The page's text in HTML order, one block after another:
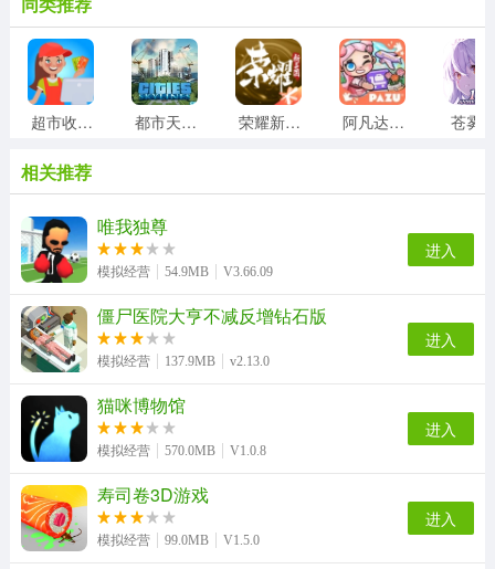
超市收银员 都市天际线 荣耀新三国 阿凡达世界正版 苍雾
相关推荐
唯我独尊
模拟经营 54.9MB V3.66.09
进入
僵尸医院大亨不减反增钻石版
模拟经营 137.9MB v2.13.0
进入
猫咪博物馆
模拟经营 570.0MB V1.0.8
进入
寿司卷3D游戏
模拟经营 99.0MB V1.5.0
进入